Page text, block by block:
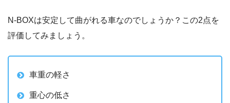
N-BOXは安定して曲がれる車なのでしょうか？この2点を
評価してみましょう。
車重の軽さ
重心の低さ